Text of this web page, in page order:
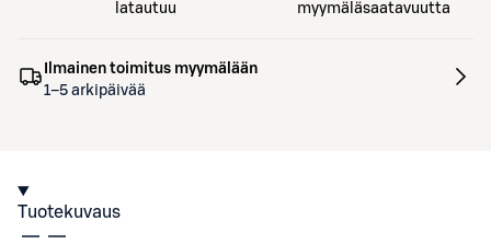
latautuu
myymäläsaatavuutta
Ilmainen toimitus myymälään
1–5 arkipäivää
Tuotekuvaus